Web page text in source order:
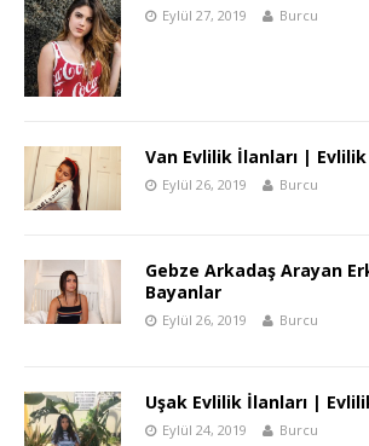
Eylül 27, 2019 Burcu
Van Evlilik İlanları |
Eylül 26, 2019 Burcu
Gebze Arkadaş Arayan
Bayanlar
Eylül 26, 2019 Burcu
Uşak Evlilik İlanları |
Eylül 24, 2019 Burcu